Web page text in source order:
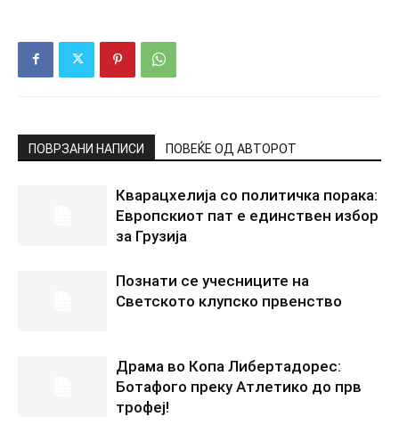
ПОВРЗАНИ НАПИСИ ПОВЕЌЕ ОД АВТОРОТ
Кварацхелија со политичка порака:
Европскиот пат е единствен избор
за Грузија
Познати се учесниците на
Светското клупско првенство
Драма во Копа Либертадорес:
Ботафого преку Атлетико до прв
трофеј!